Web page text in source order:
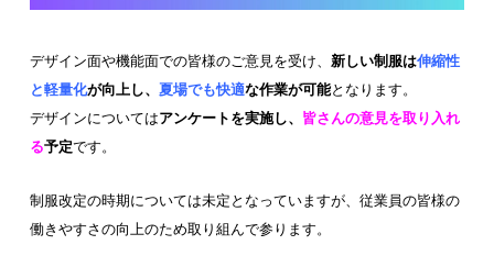
デザイン面や機能面での皆様のご意見を受け、新しい制服は伸縮性
と軽量化が向上し、夏場でも快適な作業が可能となります。
デザインについてはアンケートを実施し、 皆さんの意見を取り入れ
る予定です。
制服改定の時期については未定となっていますが、従業員の皆様の
働きやすさの向上のため取り組んで参ります。